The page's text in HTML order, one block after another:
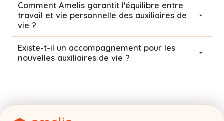
Comment Amelis garantit l'équilibre entre
travail et vie personnelle des auxiliaires de
vie ?
Existe-t-il un accompagnement pour les
nouvelles auxiliaires de vie ?